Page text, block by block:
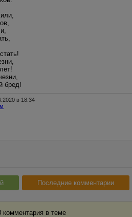
бред!
в 18:34
Последние комментарии
комментария в темe